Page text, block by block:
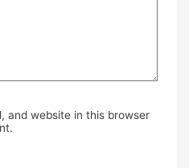
and website in this browser